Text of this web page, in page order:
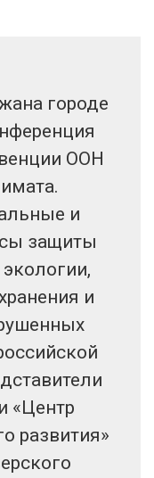
городе
ООН
и
защиты
и
«Центр
развития»